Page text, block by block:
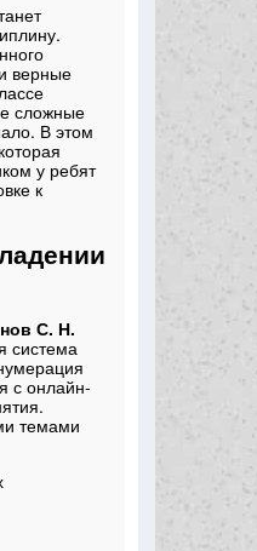
верные
сложные
В этом
у ребят
к
С. Н.
система
с онлайн-
темами